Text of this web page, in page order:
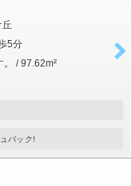
5分
/ 97.62m²
バック!